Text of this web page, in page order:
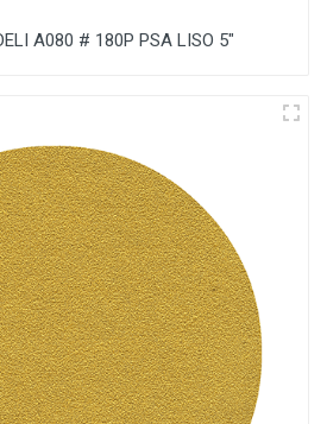
A080 # 180P PSA LISO 5"